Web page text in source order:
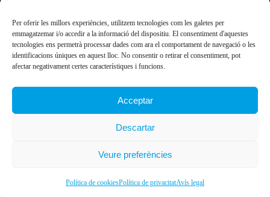
Per oferir les millors experiències, utilitzem tecnologies com les galetes per
emmagatzemar i/o accedir a la informació del dispositiu. El consentiment d'aquestes
tecnologies ens permetrà processar dades com ara el comportament de navegació o les
identificacions úniques en aquest lloc. No consentir o retirar el consentiment, pot
afectar negativament certes característiques i funcions.
Acceptar
Descartar
Veure preferències
Política de cookiesPolítica de privacitatAvís legal
Ebrexperience © 2019. All rights reserved 2023.
Presidència